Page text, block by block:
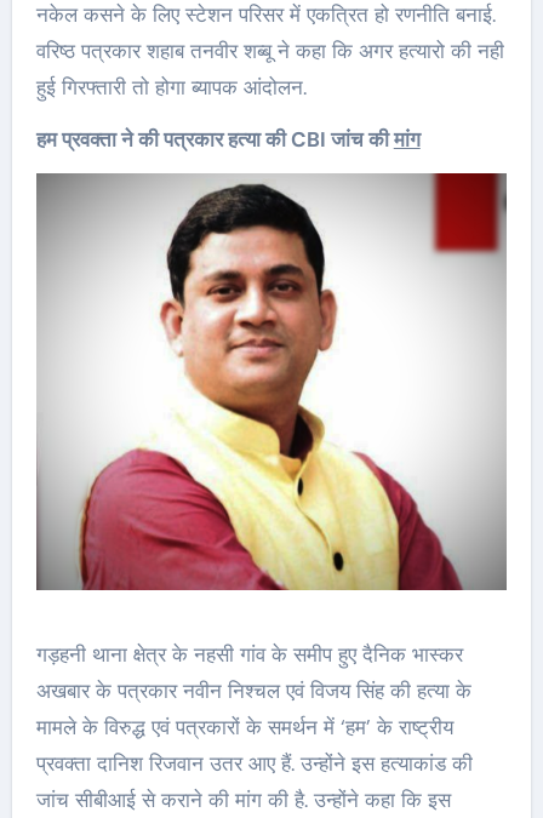
नकेल कसने के लिए स्टेशन परिसर में एकत्रित हो रणनीति बनाई.
वरिष्ठ पत्रकार शहाब तनवीर शब्बू ने कहा कि अगर हत्यारो की नही
हुई गिरफ्तारी तो होगा ब्यापक आंदोलन.
हम प्रवक्ता ने की पत्रकार हत्या की CBI जांच कीमांग
गड़हनी थाना क्षेत्र के नहसी गांव के समीप हुए दैनिक भास्कर
अखबार के पत्रकार नवीन निश्चल एवं विजय सिंह की हत्या के
मामले के विरुद्ध एवं पत्रकारों के समर्थन में ‘हम’ के राष्ट्रीय
प्रवक्ता दानिश रिजवान उतर आए हैं. उन्होंने इस हत्याकांड की
जांच सीबीआई से कराने की मांग की है. उन्होंने कहा कि इस